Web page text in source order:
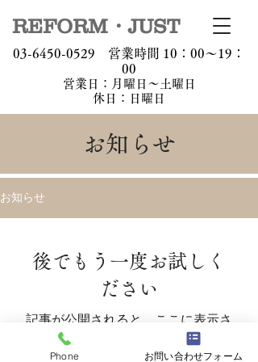
REFORM・JUST
03-6450-0529 営業時間 10：00～19：
00
営業日：月曜日～土曜日
休日：日曜日
お知らせ
お知らせ
後でもう一度お試しく
ださい
記事が公開されると、ここに表示さ
Phone お問い合わせフォーム